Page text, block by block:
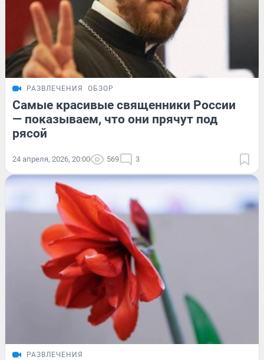
РАЗВЛЕЧЕНИЯ ОБЗОР
Самые красивые священники России
— показываем, что они прячут под
рясой
24 апреля, 2026, 20:00 569 3
РАЗВЛЕЧЕНИЯ